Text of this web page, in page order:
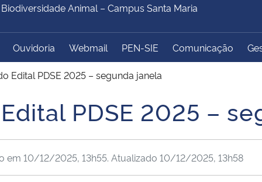
Ministério do
Desenvolvimento Regional
Controladoria-Geral da
União
Advocacia-Geral da União Banco Central do Brasil
Animal – Campus Santa Maria
Ouvidoria Webmail PEN-SIE Comunicação
Edital PDSE 2025 – segunda janela
PDSE 2025 –
em 10/12/2025, 13h55. Atualizado 10/12/2025, 13h58